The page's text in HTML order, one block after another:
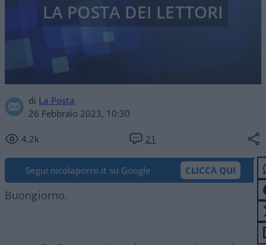
di La Posta
26 Febbraio 2023, 10:30
4.2k 21
LA POSTA DEI LETTORI
Segui nicolaporro.it su Google CLICCA QUI
Buongiorno.